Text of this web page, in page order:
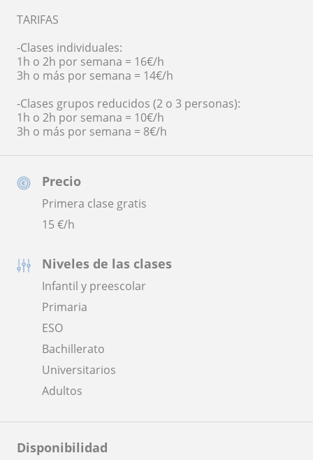
Precio
Primera clase gratis
15€/h
Niveles de las clases
Infantil y preescolar
Primaria
ESO
Bachillerato
Universitarios
Adultos
Disponibilidad
TARIFAS
-Clases individuales:
1h o 2h por semana = 16€/h
3h o más por semana = 14€/h
-Clases grupos reducidos (2 o 3 personas):
1h o 2h por semana = 10€/h
3h o más por semana = 8€/h